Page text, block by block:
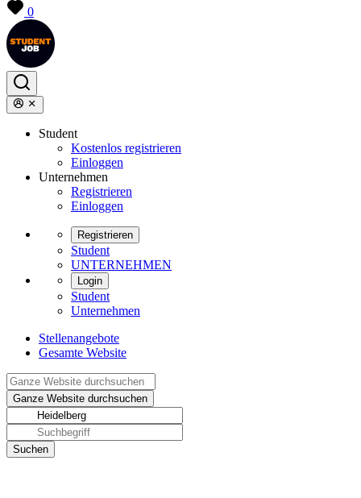
0
Student
Kostenlos registrieren
Einloggen
Unternehmen
Registrieren
Einloggen
Registrieren
Student
UNTERNEHMEN
Login
Student
Unternehmen
Stellenangebote
Gesamte Website